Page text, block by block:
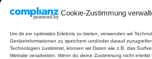
Cookie-Zustimmung
Um dir ein optimales Erlebnis zu bieten, verwenden wir
Geräteinformationen zu speichern und/oder darauf
Technologien zustimmst, können wir Daten wie z.B. das
Website verarbeiten. Wenn du deine Zustimmung nicht erteilst
Salatschwester-Newsletter
Über mich